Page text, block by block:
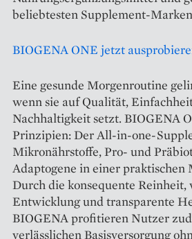
beliebtesten Supplement-
BIOGENA ONE jetzt
Eine gesunde Morgenroutine
wenn sie auf Qualität,
Nachhaltigkeit setzt. BIOGENA
Prinzipien: Der All-in-one-
Mikronährstoffe, Pro- und
Adaptogene in einer praktischen
Durch die konsequente Reinheit,
Entwicklung und transparente
BIOGENA profitieren Nutzer
verlässlichen Basisversorgung